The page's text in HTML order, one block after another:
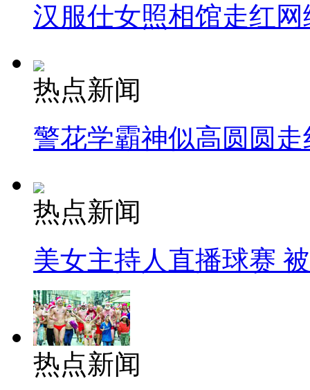
汉服仕女照相馆走红网
热点新闻
警花学霸神似高圆圆走
热点新闻
美女主持人直播球赛
热点新闻